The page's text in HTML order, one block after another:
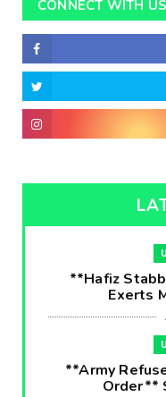
CONNECT WITH US
**Hafiz
Exerts
**Army
Order**